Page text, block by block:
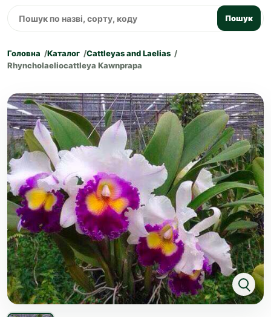
Пошук
Головна Каталог
Cattleyas and Laelias
Rhyncholaeliocattleya Kawnprapa